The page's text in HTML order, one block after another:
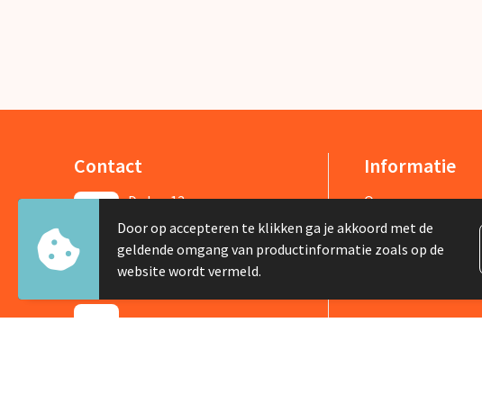
Contact
De Lus 13
1742 PH Schagen
+31 226 422505
Informatie
Over ons
Nieuwsbrief
Veelgestelde vragen
Door op accepteren te klikken ga je akkoord met de
geldende omgang van productinformatie zoals op de
website wordt vermeld.